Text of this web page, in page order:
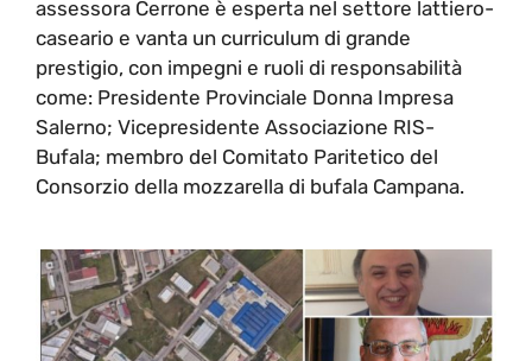
assessora Cerrone è esperta nel settore lattiero-
caseario e vanta un curriculum di grande
prestigio, con impegni e ruoli di responsabilità
come: Presidente Provinciale Donna Impresa
Salerno; Vicepresidente Associazione RIS-
Bufala; membro del Comitato Paritetico del
Consorzio della mozzarella di bufala Campana.